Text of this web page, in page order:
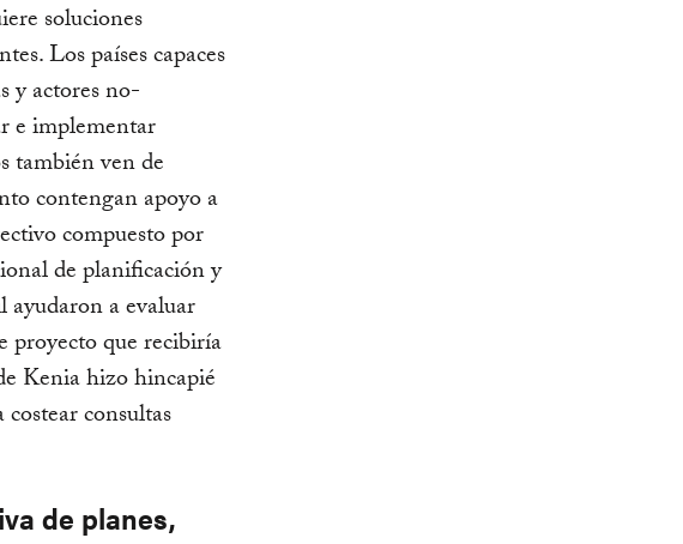
soluciones
Los países capaces
y actores no-
e implementar
también ven de
contengan apoyo a
compuesto por
de planificación y
ayudaron a evaluar
proyecto que recibiría
Kenia hizo hincapié
consultas
de planes,